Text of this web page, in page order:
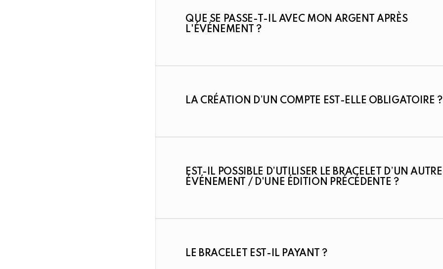
QUE SE PASSE-T-IL AVEC MON ARGENT APRÈS
L'ÉVÉNEMENT ?
LA CRÉATION D’UN COMPTE EST-ELLE OBLIGATOIRE ?
EST-IL POSSIBLE D’UTILISER LE BRACELET D’UN AUTRE
ÉVÉNEMENT / D'UNE ÉDITION PRÉCÉDENTE ?
LE BRACELET EST-IL PAYANT ?